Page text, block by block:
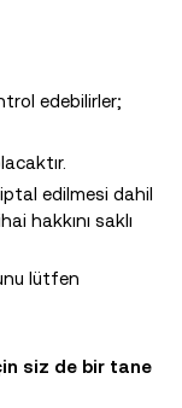
edebilirler;
edilmesi dahil
hakkını saklı
lütfen
siz de bir tane